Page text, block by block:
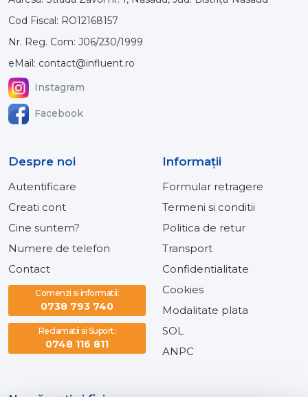
Cod Fiscal: RO12168157
Nr. Reg. Com: J06/230/1999
eMail: contact@influent.ro
Instagram
Facebook
Despre noi
Autentificare
Creati cont
Cine suntem?
Numere de telefon
Contact
Comenzi si informatii:
0738 793 740
Reclamatii si Suport:
0748 116 811
Informaţii
Formular retragere
Termeni si conditii
Politica de retur
Transport
Confidentialitate
Cookies
Modalitate plata
SOL
ANPC